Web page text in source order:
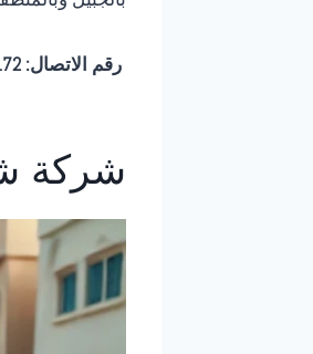
رقم الاتصال: 0561914172 📞
شركة